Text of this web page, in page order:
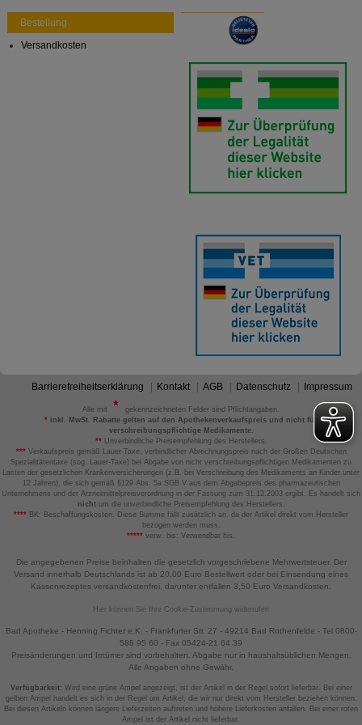
anzuzeigen und unser Partnerprogramm zu
betreiben.
Hierüber lassen sich
Informationen über die Art und Weise der Nutzung
unserer Website sammeln, mit deren Hilfe wir unsere
auf unserer Website aber auch die Werbung auf
Drittseiten möglichst relevant für Sie zu gestalten.
Bitte beachten Sie, dass Daten hierfür teilweise an
Dritte wie z.B. Google oder soziale Medien
Bestellung
Versandkosten
Barrierefreiheitserklärung Kontakt AGB Datenschutz Impressum
Alle mit
gekennzeichneten Felder sind Pflichtangaben.
* inkl. MwSt. Rabatte gelten auf den Apothekenverkaufspreis und nicht für
verschreibungspflichtige Medikamente.
**Unverbindliche Preisempfehlung des Herstellers.
***Verkaufspreis gemäß Lauer-Taxe; verbindlicher Abrechnungspreis nach der Großen Deutschen
Spezialitätentaxe (sog. Lauer-Taxe) bei Abgabe von nicht verschreibungspflichtigen Medikamenten zu
Lasten der gesetzlichen Krankenversicherungen (z.B. bei Verschreibung des Medikaments an Kinder unter
12 Jahren), die sich gemäß §129 Abs. 5a SGB V aus dem Abgabepreis des pharmazeutischen
Unternehmens und der Arzneimittelpreisverordnung in der Fassung zum 31.12.2003 ergibt. Es handelt sich
nichtum die unverbindliche Preisempfehlung des Herstellers.
**** BK: Beschaffungskosten. Diese Summe fällt zusätzlich an, da der Artikel direkt vom Hersteller
bezogen werden muss.
***** verw. bis: Verwendbar bis.
Die angegebenen Preise beinhalten die gesetzlich vorgeschriebene Mehrwertsteuer. Der
Versand innerhalb Deutschlands ist ab 20,00 Euro Bestellwert oder bei Einsendung eines
Kassenrezeptes versandkostenfrei, darunter entfallen 3,50 Euro Versandkosten.
Hier können Sie Ihre Cookie-Zustimmung widerrufen
Bad Apotheke - Henning Fichter e.K. - Frankfurter Str. 27 - 49214 Bad Rothenfelde - Tel 0800-
588 95 60 - Fax 05424-21 64 39
Preisänderungen und Irrtümer sind vorbehalten. Abgabe nur in haushaltsüblichen Mengen.
Alle Angaben ohne Gewähr.
Verfügbarkeit: Wird eine grüne Ampel angezeigt, ist der Artikel in der Regel sofort lieferbar. Bei einer
gelben Ampel handelt es sich in der Regel um Artikel, die wir nur direkt vom Hersteller beziehen können.
Bei diesen Artikeln können längere Lieferzeiten auftreten und höhere Lieferkosten anfallen. Bei einer roten
Ampel ist der Artikel nicht lieferbar.